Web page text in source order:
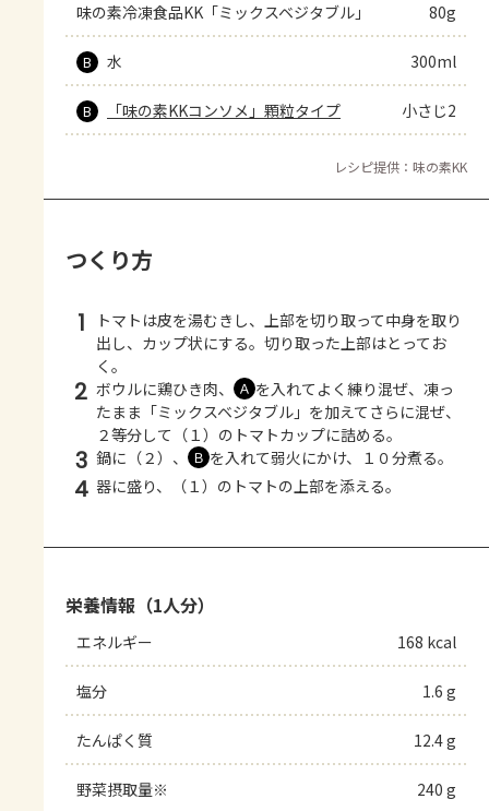
味の素冷凍食品KK「ミックスベジタブル」 80g
B 水 300ml
B 「味の素KKコンソメ」顆粒タイプ 小さじ2
レシピ提供：味の素KK
つくり方
1
トマトは皮を湯むきし、上部を切り取って中身を取り
出し、カップ状にする。切り取った上部はとってお
く。
2 ボウルに鶏ひき肉、 Ａ を入れてよく練り混ぜ、凍っ
たまま「ミックスベジタブル」を加えてさらに混ぜ、
２等分して（１）のトマトカップに詰める。
3 鍋に（２）、 Ｂ を入れて弱火にかけ、１０分煮る。
4 器に盛り、（１）のトマトの上部を添える。
栄養情報（1人分）
エネルギー 168 kcal
塩分 1.6 g
たんぱく質 12.4 g
野菜摂取量※ 240 g